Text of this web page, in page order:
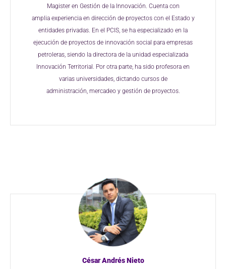
Magister en Gestión de la Innovación. Cuenta con
amplia experiencia en dirección de proyectos con el Estado y
entidades privadas. En el PCIS, se ha especializado en la
ejecución de proyectos de innovación social para empresas
petroleras, siendo la directora de la unidad especializada
Innovación Territorial. Por otra parte, ha sido profesora en
varias universidades, dictando cursos de
administración, mercadeo y gestión de proyectos.
César Andrés Nieto